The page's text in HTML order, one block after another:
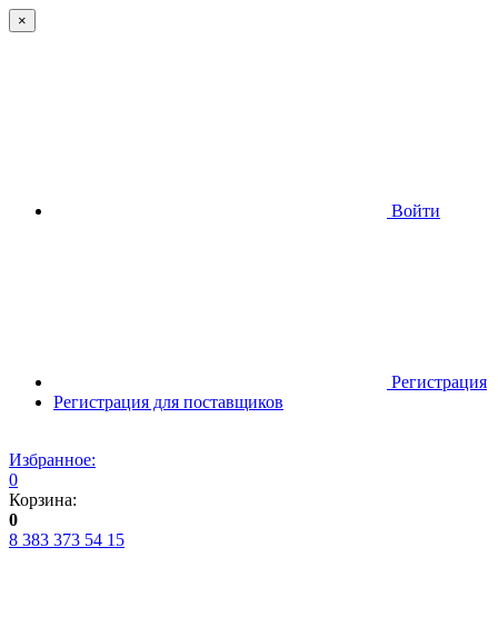
×
Войти
Регистрация
Регистрация для поставщиков
Избранное:
0
Корзина:
0
8 383 373 54 15